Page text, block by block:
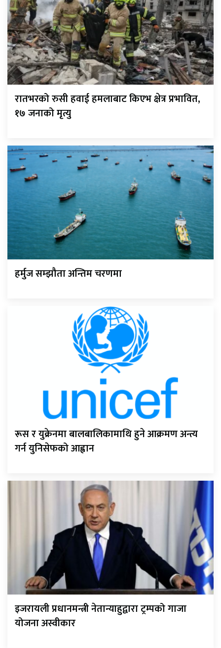
रातभरको रुसी हवाई हमलाबाट किएभ क्षेत्र प्रभावित,
१७ जनाको मृत्यु
हर्मुज सम्झौता अन्तिम चरणमा
रूस र युक्रेनमा बालबालिकामाथि हुने आक्रमण अन्त्य
गर्न युनिसेफको आह्वान
इजरायली प्रधानमन्त्री नेतान्याहुद्वारा ट्रम्पको गाजा
योजना अस्वीकार